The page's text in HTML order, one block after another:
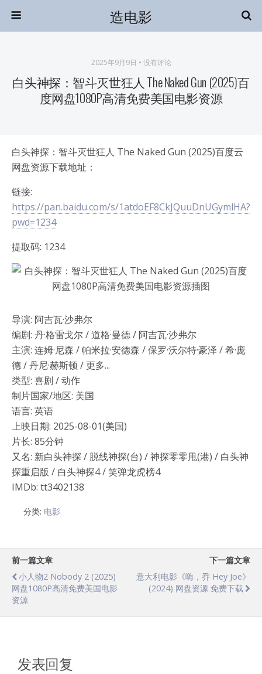
造电影
2025年9月9日 • 没有评论
白头神探：智斗灭世狂人 The Naked Gun (2025)百
度网盘1080P高清免费美国电影资源
白头神探：智斗灭世狂人 The Naked Gun (2025)百度云
网盘资源下载地址：
链接:
https://pan.baidu.com/s/1atdoEF8CkJQuuDnUGymlHA?
pwd=1234
提取码: 1234
导演: 阿吉瓦·沙弗尔
编剧: 丹·格雷戈尔 / 道格·曼德 / 阿吉瓦·沙弗尔
主演: 连姆·尼森 / 帕米拉·安德森 / 保罗·沃尔特·豪泽 / 希·庞
德 / 丹尼·赫斯顿 / 更多...
类型: 喜剧 / 动作
制片国家/地区: 美国
语言: 英语
上映日期: 2025-08-01(美国)
片长: 85分钟
又名: 新白头神探 / 脱线神探(台) / 神探零零甩(港) / 白头神
探重启版 / 白头神探4 / 笑弹龙虎榜4
IMDb: tt3402138
分类: 电影
前一篇文章
小人物2 Nobody 2 (2025)
网盘1080P高清免费美国电影
资源
下一篇文章
意大利电影《嗨，乔 Hey Joe》
(2024) 网盘资源 免费下载
发表回复